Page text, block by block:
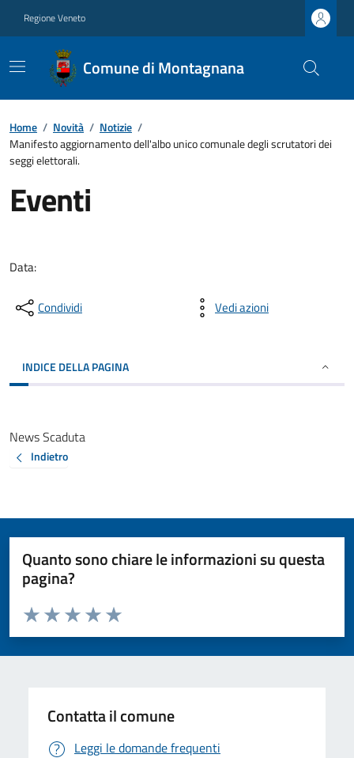
Regione Veneto
Comune di Montagnana
Home / Novità / Notizie /
Manifesto aggiornamento dell'albo unico comunale degli scrutatori dei
seggi elettorali.
Eventi
Data:
Condividi Vedi azioni
INDICE DELLA PAGINA
News Scaduta
Indietro
Quanto sono chiare le informazioni su questa
pagina?
Valuta da 1 a 5 stelle la pagina
Valuta 5 stelle su 5
Valuta 4 stelle su 5
Valuta 3 stelle su 5
Valuta 2 stelle su 5
Valuta 1 stelle su 5
Contatta il comune
Leggi le domande frequenti